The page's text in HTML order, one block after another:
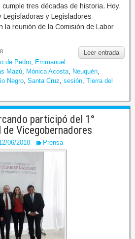
tres décadas de historia. Hoy,
Legisladoras y Legisladores
la reunión de la Comisión de Labor
Leer entrada
de Pedro
Emmanuel
Mazú Mónica Acosta Neuquén
Negro Santa Cruz sesión Tierra del
participó del 1°
de Vicegobernadores
06/2018 Prensa